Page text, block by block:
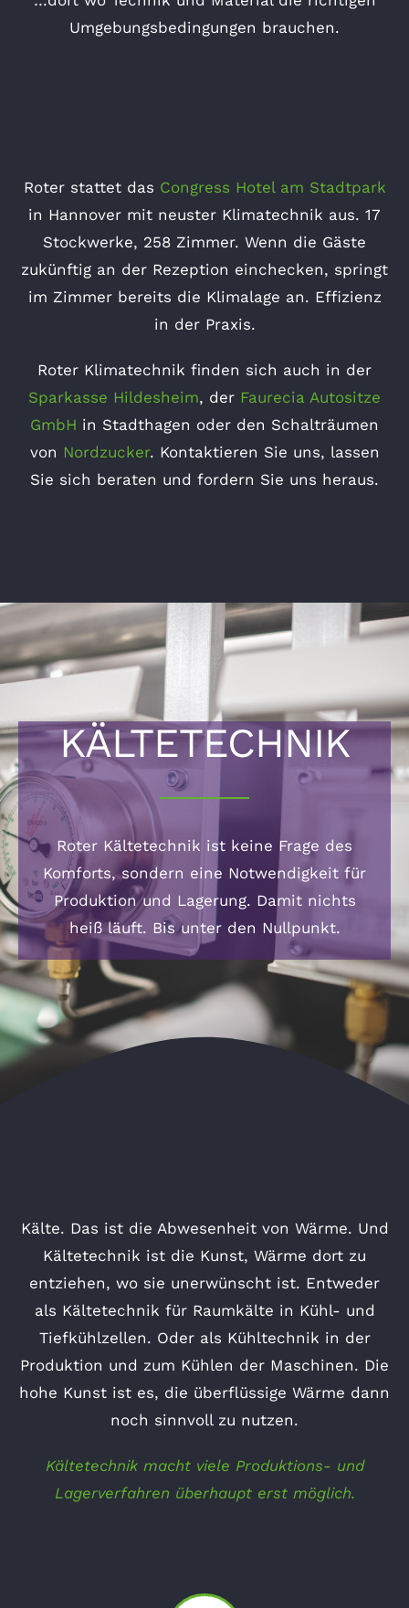
Umgebungsbedingungen brauchen.
Roter stattet das Congress Hotel am Stadtpark
in Hannover mit neuster Klimatechnik aus. 17
Stockwerke, 258 Zimmer. Wenn die Gäste
zukünftig an der Rezeption einchecken, springt
im Zimmer bereits die Klimalage an. Effizienz
in der Praxis.
Roter Klimatechnik finden sich auch in der
Sparkasse Hildesheim, der Faurecia Autositze
GmbH in Stadthagen oder den Schalträumen
von Nordzucker. Kontaktieren Sie uns, lassen
Sie sich beraten und fordern Sie uns heraus.
KÄLTETECHNIK
Roter Kältetechnik ist keine Frage des
Komforts, sondern eine Notwendigkeit für
Produktion und Lagerung. Damit nichts
heiß läuft. Bis unter den Nullpunkt.
Kälte. Das ist die Abwesenheit von Wärme. Und
Kältetechnik ist die Kunst, Wärme dort zu
entziehen, wo sie unerwünscht ist. Entweder
als Kältetechnik für Raumkälte in Kühl- und
Tiefkühlzellen. Oder als Kühltechnik in der
Produktion und zum Kühlen der Maschinen. Die
hohe Kunst ist es, die überflüssige Wärme dann
noch sinnvoll zu nutzen.
Kältetechnik macht viele Produktions- und
Lagerverfahren überhaupt erst möglich.